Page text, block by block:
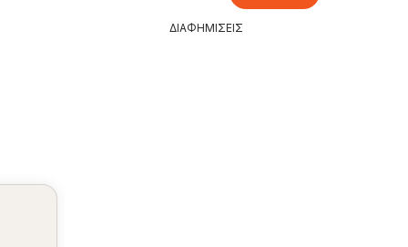
ΔΙΑΦΗΜΙΣΕΙΣ